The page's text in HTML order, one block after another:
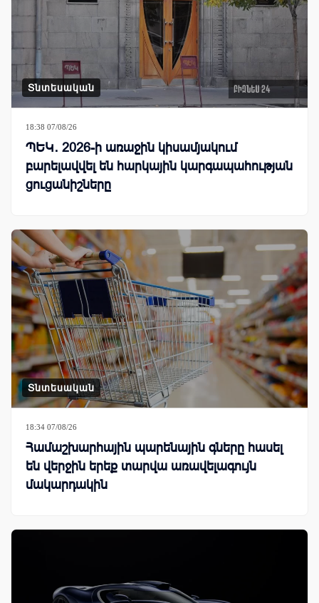
Տնտեսական
18:38 07/08/26
ՊԵԿ․ 2026-ի առաջին կիսամյակում
բարելավվել են հարկային կարգապահության
ցուցանիշները
Տնտեսական
18:34 07/08/26
Համաշխարհային պարենային գները հասել
են վերջին երեք տարվա առավելագույն
մակարդակին